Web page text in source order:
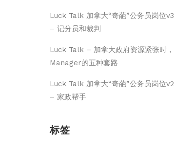
Luck Talk 加拿大“奇葩”公务员岗位v3
– 记分员和裁判
Luck Talk – 加拿大政府资源紧张时，
Manager的五种套路
Luck Talk 加拿大“奇葩”公务员岗位v2
– 家政帮手
标签